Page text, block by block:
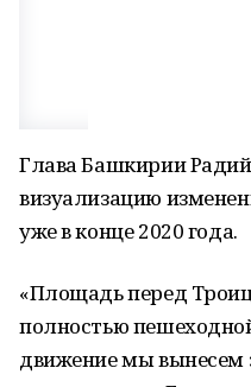
Глава Башкирии
визуализацию
уже в конце 2020 года.
«Площадь перед
полностью
движение мы вынесем